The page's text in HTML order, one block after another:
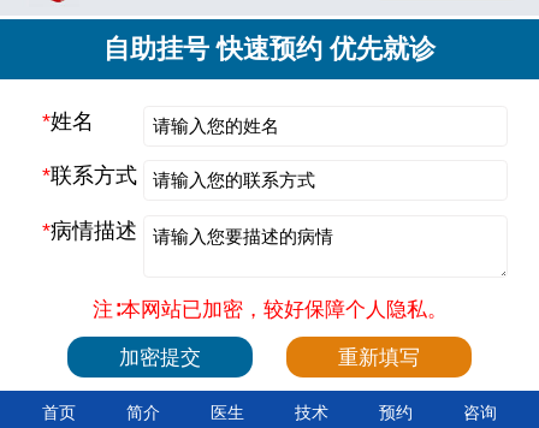
自助挂号 快速预约 优先就诊
*姓名
*联系方式
*病情描述
注∶本网站已加密，较好保障个人隐私。
首页 简介 医生 技术 预约 咨询